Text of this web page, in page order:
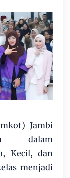
Jambi
dalam
Kecil, dan
menjadi